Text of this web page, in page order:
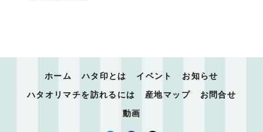
ホーム ハタ印とは イベント
お知らせ
ハタオリマチを訪れるには
産地マップ
お問合せ
動画